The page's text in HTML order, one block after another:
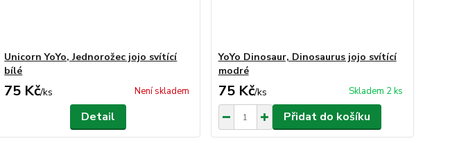
Unicorn YoYo, Jednorožec jojo svítící
bílé
75 Kč/ks Není skladem
Detail
YoYo Dinosaur, Dinosaurus jojo svítící
modré
75 Kč/ks Skladem 2 ks
Přidat do košíku